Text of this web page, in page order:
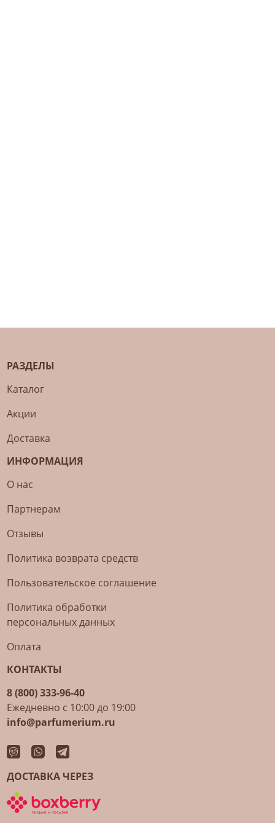
РАЗДЕЛЫ
Каталог
Акции
Доставка
ИНФОРМАЦИЯ
О нас
Партнерам
Отзывы
Политика возврата средств
Пользовательское соглашение
Политика обработки
персональных данных
Оплата
КОНТАКТЫ
8 (800) 333-96-40
Ежедневно с 10:00 до 19:00
info@parfumerium.ru
ДОСТАВКА ЧЕРЕЗ